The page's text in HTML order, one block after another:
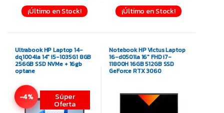
¡Último en Stock! ¡Último en Stock!
Ultrabook HP Laptop 14-
dq1004la 14″ i5-1035G1 8GB
256GB SSD NVMe + 16gb
optane
-4% Súper
Oferta
Notebook HP Victus Laptop
16-d0501la 16″ FHD i7-
11800H 16GB 512GB SSD
GeForce RTX 3060